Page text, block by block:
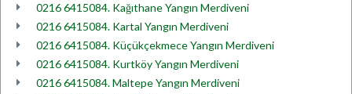
0216 6415084. Kağıthane Yangın Merdiveni
0216 6415084. Kartal Yangın Merdiveni
0216 6415084. Küçükçekmece Yangın Merdiveni
0216 6415084. Kurtköy Yangın Merdiveni
0216 6415084. Maltepe Yangın Merdiveni